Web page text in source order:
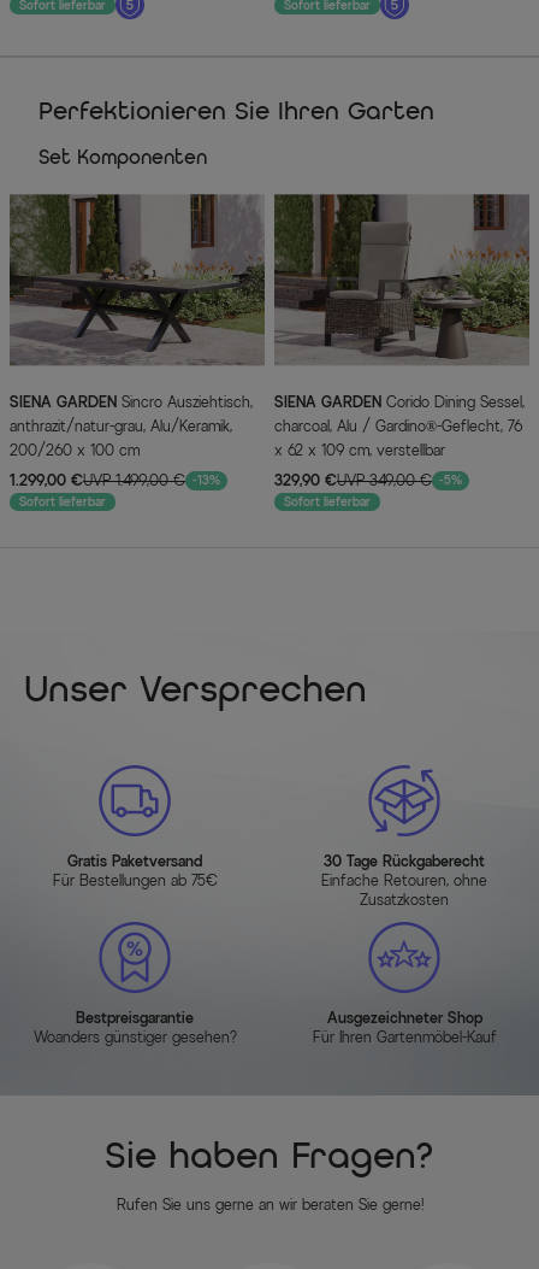
Sofort lieferbar Sofort lieferbar
Perfektionieren Sie Ihren Garten
Set Komponenten
SIENA GARDEN
anthrazit/natur-grau, Alu/Keramik,
200/260 x 100 cm
1.299,00 €UVP 1.499,00 € -13%
Sofort lieferbar
SIENA GARDEN
charcoal, Alu / Gardino®-Geflecht, 76
x 62 x 109 cm, verstellbar
329,90 €UVP 349,00 € -5%
Sofort lieferbar
Unser Versprechen
Gratis Paketversand
Für Bestellungen ab 75€
30 Tage Rückgaberecht
Einfache Retouren, ohne
Zusatzkosten
Bestpreisgarantie
Woanders günstiger gesehen?
Ausgezeichneter Shop
Für Ihren Gartenmöbel-Kauf
Sie haben Fragen?
Rufen Sie uns gerne an wir beraten Sie gerne!